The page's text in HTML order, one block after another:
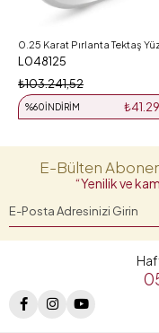
L048125
%60İNDIRIM
₺103.241,52
E-Bülten
“Yenilik ve